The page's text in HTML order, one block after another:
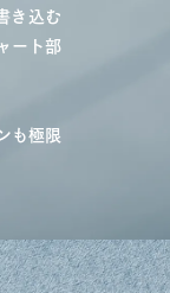
き込む
ート部
も極限